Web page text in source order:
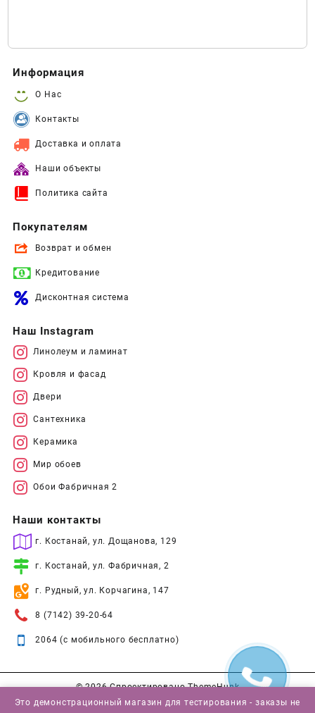
Информация
О Нас
Контакты
Доставка и оплата
Наши объекты
Политика сайта
Покупателям
Возврат и обмен
Кредитование
Дисконтная система
Наш Instagram
Линолеум и ламинат
Кровля и фасад
Двери
Сантехника
Керамика
Мир обоев
Обои Фабричная 2
Наши контакты
г. Костанай, ул. Дощанова, 129
г. Костанай, ул. Фабричная, 2
г. Рудный, ул. Корчагина, 147
8 (7142) 39-20-64
2064 (с мобильного бесплатно)
© 2026Спроектировано ThemeHunk
Это демонстрационный магазин для тестирования - заказы не